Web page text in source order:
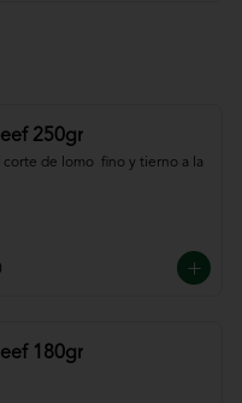
250gr
corte de lomo  fino y tierno a la
180gr